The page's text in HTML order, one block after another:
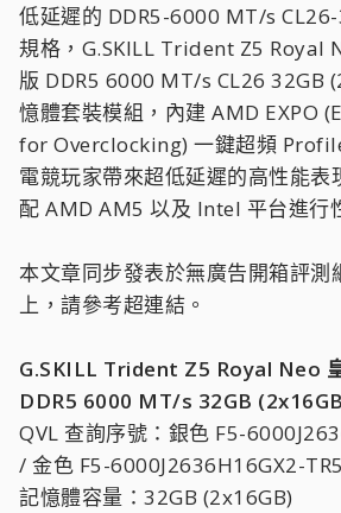
低延遲的 DDR5-6000 MT/s
規格，G.SKILL Trident Z5 Royal
版 DDR5 6000 MT/s CL26 32GB
憶體套裝模組，內建 AMD EXPO
for Overclocking) 一鍵超頻
電競玩家帶來超低延遲的高性能表
配 AMD AM5 以及 Intel 平台進行
本文章同步發表於無廣告開箱評測
上，請參考超連結。
G.SKILL Trident Z5 Royal Neo
DDR5 6000 MT/s 32GB
QVL 查詢序號：銀色 F5-
/ 金色 F5-6000J2636H16GX2-
記憶體容量：32GB (2x16GB)